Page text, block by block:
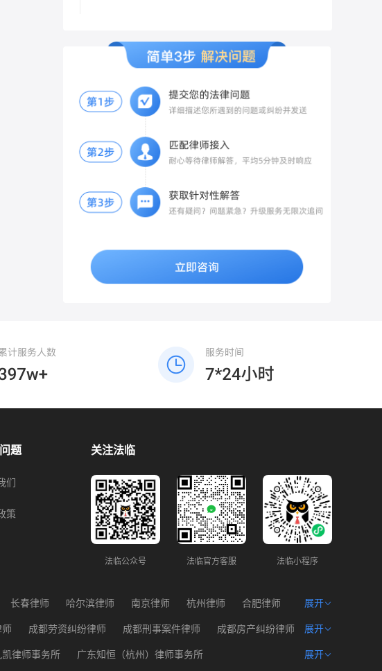
报案，完整陈述全部经过： 1. 说明当年未
报警的合理理由（被男方精神控制、恐惧
等）； 2. 提交新获取的录音、聊天、证
展调查核实，传唤男方制作询问笔录。
备纸质书面申请，写明：房屋地址、空置5
年、长期无人入住，申请按70%缴纳物业
长期不在本地的凭证。 当面递交物业，拍照
留存递交记录，要求物业签收回执。 2. 物
向辖区住建局物业科、12345政务热线投
诉，提交《大连市物业管理条例》相关条
款、空置证明、物业拒绝减免的沟通记录，
2. 协商结清欠费 总欠费三千以内，可主动
协商：按7折结清3年欠费，同时要求免除全
讼兜底方案 若物业起诉追缴全额物业费及滞
纳金，庭审提交空置证明、大连本地物业条
例，法院会判令按70%标准结算，同时酌情
部沟通证据，避免被认定恶意欠费； 3. 金
额仅三千元，优先行政投诉调解，成本最
房屋，经备案可减收30%物业费，属于物业
企业法定配合义务。
责任？还是协商赔偿？ 当事人：追究对方责
任
明“被打”的经过及“旧伤复发”的关联，要求
医生在诊断证明、病历中明确记录“旧伤复
发”与“本次外伤”的因果关系，避免被误判为
单纯的旧伤。保留医疗证据：妥善保存本次
就诊的病历、诊断证明、影像片（如CT、
MRI）及费用票据，特别是受伤初期的急性
键铁证。二、报警与证据固定及时报警：向
警方如实陈述被打及旧伤复发的经过，配合
发的证据（如现场监控等）。保留现场证
据：对受伤部位、现场情况进行拍照或录
像，保留好相关物证。三、伤情鉴定与责任
段，向公安机关或法院申请法医鉴定。重点
要求鉴定机构对“本次外伤”与“旧伤复发”的
因果关系及损伤参与度进行专业评定（即评
任；若为双方互殴，警方会根据双方过错程
度划分责任。四、依法维权与赔偿主张民事
赔偿：若协商或调解无果，可向法院提起民
理费用（如医疗费、误工费、护理费、营养
责：若本次外伤导致旧伤复发达到轻伤及以
机关追究对方故意伤害的刑事责任，并提起
刑事附带民事诉讼。
题
们
策
关注法临
法临公众号 法临官方客服 法临小程序
长春律师 哈尔滨律师 南京律师 杭州律师
合肥律师
西安律师 兰州律师 西宁律师 海口律师
展开
成都劳资纠纷律师 成都刑事案件律师
成都房产纠纷律师
成都知识产权律师 成都遗产问题律师
展开
律师事务所
广东知恒（杭州）律师事务所
展开